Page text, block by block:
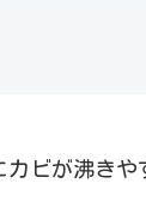
ビが沸き